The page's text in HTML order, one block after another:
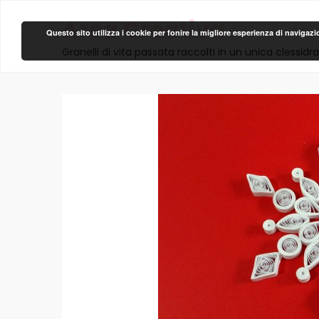
Area Creativa
Granelli di vita passata raccolti in un unica
Questo sito utilizza i cookie per fonire la migliore esperienza di